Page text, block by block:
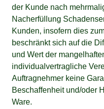
der Kunde nach
Nacherfüllung
Kunden, insofern dies
beschränkt sich auf die
und Wert der
individualvertragliche
Auftragnehmer keine
Beschaffenheit und/oder
Ware.